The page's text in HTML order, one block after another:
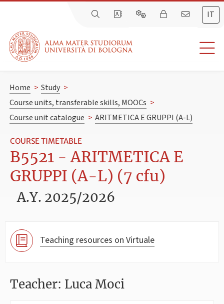
IT
Home > Study >
Course units, transferable skills, MOOCs >
Course unit catalogue > ARITMETICA E GRUPPI (A-L)
COURSE TIMETABLE
B5521 - ARITMETICA E
GRUPPI (A-L) (7 cfu)
A.Y. 2025/2026
Teaching resources on Virtuale
Teacher: Luca Moci